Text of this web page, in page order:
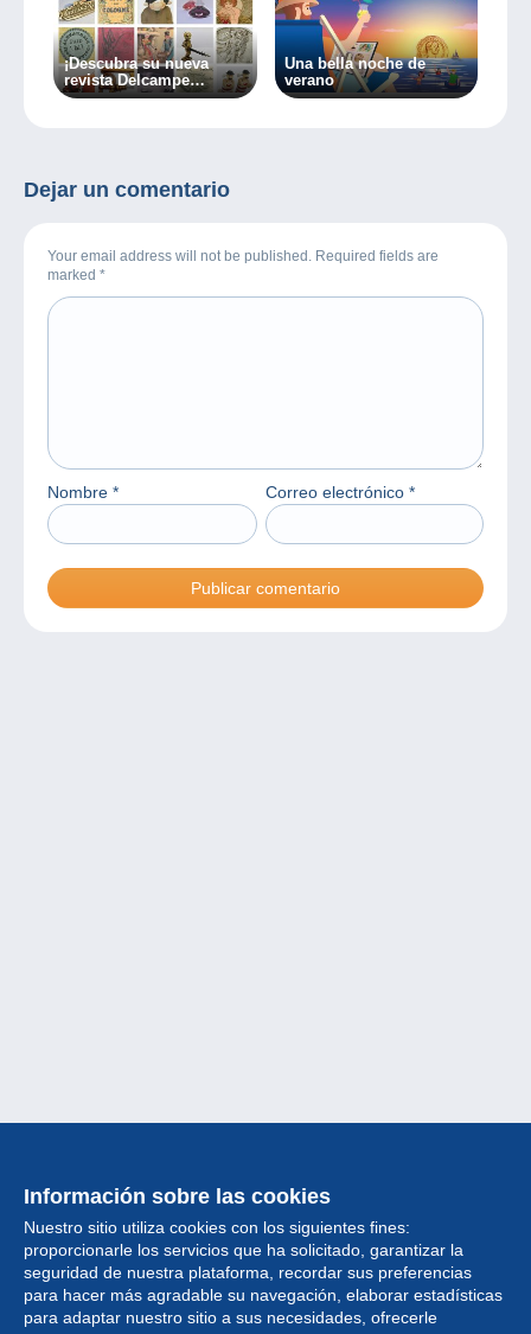
¡Descubra su nueva
revista Delcampe
“edición especial”!
Una bella noche de
verano
Dejar un comentario
Your email address will not be published. Required fields are
marked *
Nombre * Correo electrónico *
Información sobre las cookies
Nuestro sitio utiliza cookies con los siguientes fines:
proporcionarle los servicios que ha solicitado, garantizar la
seguridad de nuestra plataforma, recordar sus preferencias
para hacer más agradable su navegación, elaborar estadísticas
para adaptar nuestro sitio a sus necesidades, ofrecerle